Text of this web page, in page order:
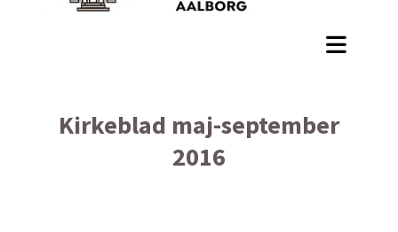
Kirkeblad maj-september
2016